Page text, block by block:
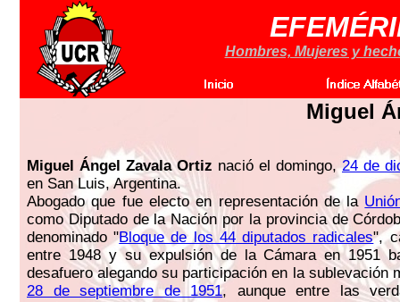
Hombres, Mujeres y
Miguel
Miguel Ángel Zavala Ortiz nació el domingo,24 de
en San Luis, Argentina.
Abogado que fue electo en representación de la
como Diputado de la Nación por la provincia de
denominado "Bloque de los 44 diputados radicales",
entre 1948 y su expulsión de la Cámara en 1951
desafuero alegando su participación en la sublevación
28 de septiembre de 1951, aunque entre las